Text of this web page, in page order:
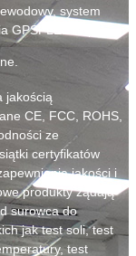
system
GPSFLEET itp.
jakością
CE, FCC, ROHS,
ze
certyfikatów
jakości i
produkty żądają
surowca do
jak test soli, test
test